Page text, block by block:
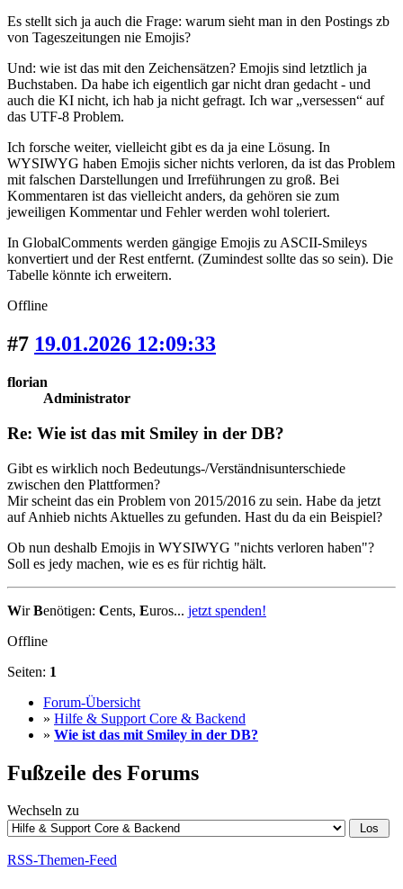
Es stellt sich ja auch die Frage: warum sieht man in den Postings zb
von Tageszeitungen nie Emojis?
Und: wie ist das mit den Zeichensätzen? Emojis sind letztlich ja
Buchstaben. Da habe ich eigentlich gar nicht dran gedacht - und
auch die KI nicht, ich hab ja nicht gefragt. Ich war „versessen“ auf
das UTF-8 Problem.
Ich forsche weiter, vielleicht gibt es da ja eine Lösung. In
WYSIWYG haben Emojis sicher nichts verloren, da ist das Problem
mit falschen Darstellungen und Irreführungen zu groß. Bei
Kommentaren ist das vielleicht anders, da gehören sie zum
jeweiligen Kommentar und Fehler werden wohl toleriert.
In GlobalComments werden gängige Emojis zu ASCII-Smileys
konvertiert und der Rest entfernt. (Zumindest sollte das so sein). Die
Tabelle könnte ich erweitern.
Offline
#7 19.01.2026 12:09:33
florian
Administrator
Re: Wie ist das mit Smiley in der DB?
Gibt es wirklich noch Bedeutungs-/Verständnisunterschiede
zwischen den Plattformen?
Mir scheint das ein Problem von 2015/2016 zu sein. Habe da jetzt
auf Anhieb nichts Aktuelles zu gefunden. Hast du da ein Beispiel?
Ob nun deshalb Emojis in WYSIWYG "nichts verloren haben"?
Soll es jedy machen, wie es es für richtig hält.
WirBenötigen: Cents, Euros... jetzt spenden!
Offline
Seiten: 1
Forum-Übersicht
» Hilfe & Support Core & Backend
» Wie ist das mit Smiley in der DB?
Fußzeile des Forums
Wechseln zu
RSS-Themen-Feed